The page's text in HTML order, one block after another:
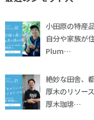
小田原の特産
自分や家族が
Plum…
絶妙な田舎、
厚木のリソー
厚木珈琲…